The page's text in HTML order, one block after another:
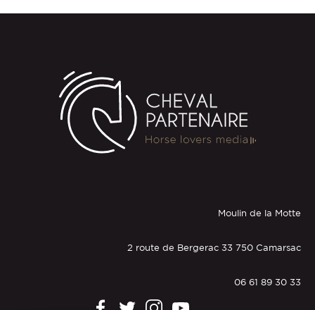
Moulin de la Motte
2 route de Bergerac 33 750 Camarsac
06 61 89 30 33